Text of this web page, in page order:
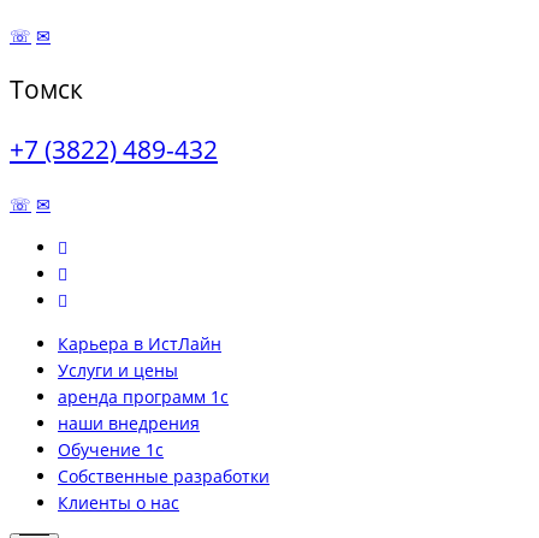
☏ ✉
Томск
+7 (3822) 489-432
☏ ✉
Карьера в ИстЛайн
Услуги и цены
аренда программ 1с
наши внедрения
Обучение 1с
Собственные разработки
Клиенты о нас